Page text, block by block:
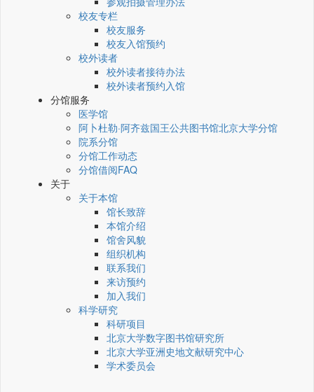
校友专栏
校友服务
校友入馆预约
校外读者
校外读者接待办法
校外读者预约入馆
分馆服务
医学馆
阿卜杜勒·阿齐兹国王公共图书馆北京大学分馆
院系分馆
分馆工作动态
分馆借阅FAQ
关于
关于本馆
馆长致辞
本馆介绍
馆舍风貌
组织机构
联系我们
来访预约
加入我们
科学研究
科研项目
北京大学数字图书馆研究所
北京大学亚洲史地文献研究中心
学术委员会